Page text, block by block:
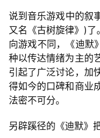
说到音乐游戏中的叙
又名《古树旋律》)了
向游戏不同，《迪默
种以传达情绪为主的
引起了广泛讨论，加
得如今的口碑和商业
法密不可分。
另辟蹊径的《迪默》